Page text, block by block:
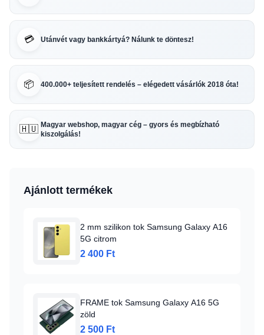
💳 Utánvét vagy bankkártyá? Nálunk te döntesz!
📦 400.000+ teljesített rendelés – elégedett vásárlók 2018 óta!
🇭🇺 Magyar webshop, magyar cég – gyors és megbízható
kiszolgálás!
Ajánlott termékek
2 mm szilikon tok Samsung Galaxy A16
5G citrom
2 400 Ft
FRAME tok Samsung Galaxy A16 5G
zöld
2 500 Ft